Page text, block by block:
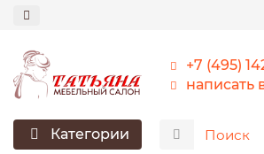
+7 (495)
написать
Категории